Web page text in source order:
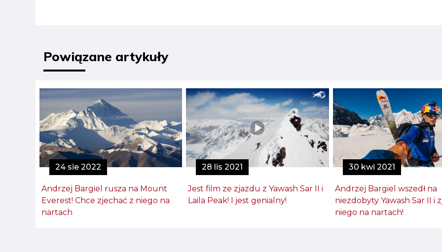
Powiązane artykuły
24 sie 2022
Andrzej Bargiel rusza na Mount
Everest! Chce zjechać z niego na
nartach
28 lis 2021
Jest film ze zjazdu z Yawash Sar II i
Laila Peak! I jest genialny!
30 kwi 2021
Andrzej Bargiel wszedł na
niezdobyty Yawash Sar II i
niego na nartach!